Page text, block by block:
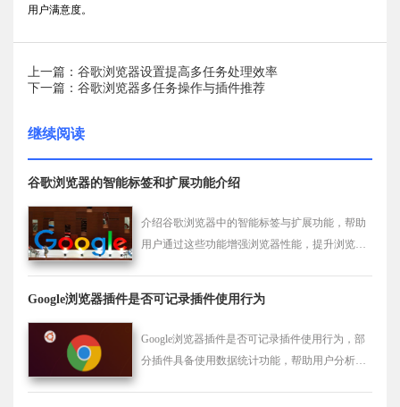
用户满意度。
上一篇：谷歌浏览器设置提高多任务处理效率
下一篇：谷歌浏览器多任务操作与插件推荐
继续阅读
谷歌浏览器的智能标签和扩展功能介绍
介绍谷歌浏览器中的智能标签与扩展功能，帮助
用户通过这些功能增强浏览器性能，提升浏览体
Google浏览器插件是否可记录插件使用行为
Google浏览器插件是否可记录插件使用行为，部
分插件具备使用数据统计功能，帮助用户分析插